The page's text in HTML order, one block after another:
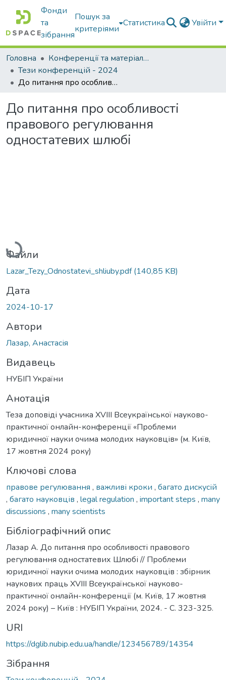
Фонди
та
зібрання
Пошук за
критеріями
Статистика Увійти
Головна
Конференції та матеріали конференцій
Тези конференцій - 2024
До питання про особливості правового регулювання одностатевих шлюбі
До питання про особливості
правового регулювання
одностатевих шлюбі
Вантажиться...
Файли
Lazar_Tezy_Odnostatevi_shliuby.pdf(140,85 KB)
Дата
2024-10-17
Автори
Лазар, Анастасія
Видавець
НУБІП України
Анотація
Теза доповіді учасника XVIII Всеукраїнської науково-
практичної онлайн-конференції «Проблеми
юридичної науки очима молодих науковців» (м. Київ,
17 жовтня 2024 року)
Ключові слова
правове регулювання , важливі кроки , багато дискусій
, багато науковців , legal regulation , important steps , many
discussions , many scientists
Бібліографічний опис
Лазар А. До питання про особливості правового
регулювання одностатевих Шлюбі // Проблеми
юридичної науки очима молодих науковців : збірник
наукових праць XVIII Всеукраїнської науково-
практичної онлайн-конференції (м. Київ, 17 жовтня
2024 року) – Київ : НУБІП України, 2024. - С. 323-325.
URI
https://dglib.nubip.edu.ua/handle/123456789/14354
Зібрання